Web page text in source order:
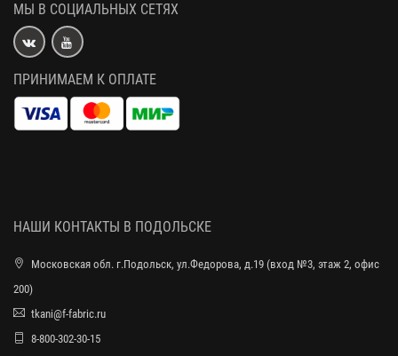
МЫ В СОЦИАЛЬНЫХ СЕТЯХ
ПРИНИМАЕМ К ОПЛАТЕ
НАШИ КОНТАКТЫ В ПОДОЛЬСКЕ
Московская обл. г.Подольск, ул.Федорова, д.19 (вход №3, этаж 2, офис
200)
tkani@f-fabric.ru
8-800-302-30-15